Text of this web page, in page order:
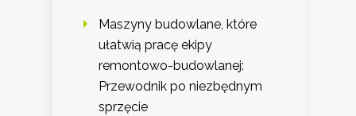
Maszyny budowlane, które
ułatwią pracę ekipy
remontowo-budowlanej:
Przewodnik po niezbędnym
sprzęcie